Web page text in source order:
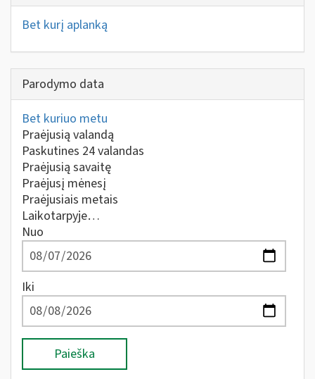
Bet kurį aplanką
Parodymo data
Bet kuriuo metu
Praėjusią valandą
Paskutines 24 valandas
Praėjusią savaitę
Praėjusį mėnesį
Praėjusiais metais
Laikotarpyje…
Nuo
Iki
Paieška